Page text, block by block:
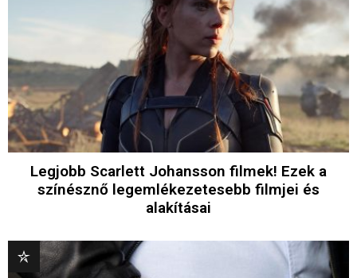
Legjobb Scarlett Johansson filmek! Ezek a
színésznő legemlékezetesebb filmjei és
alakításai